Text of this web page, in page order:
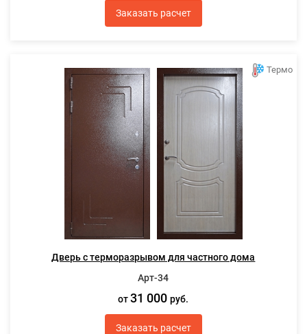
Заказать расчет
Термо
Дверь с терморазрывом для частного дома
Арт-34
от31 000руб.
Заказать расчет